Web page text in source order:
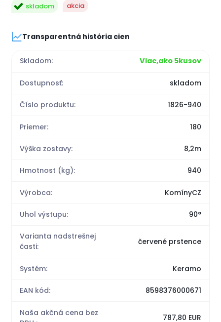
skladom akcia
Transparentná história cien
Skladom: Viac,ako 5kusov
Dostupnosť: skladom
Číslo produktu: 1826-940
Priemer: 180
Výška zostavy: 8,2m
Hmotnost (kg): 940
Výrobca: KomínyCZ
Uhol výstupu: 90°
Varianta nadstrešnej
časti:
červené prstence
Systém: Keramo
EAN kód: 8598376000671
Naša akčná cena bez
787,80 EUR